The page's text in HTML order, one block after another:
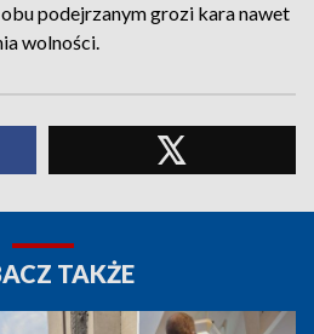
podejrzanym grozi kara nawet
wolności.
TAKŻE